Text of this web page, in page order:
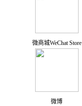
微商城WeChat Store
微博